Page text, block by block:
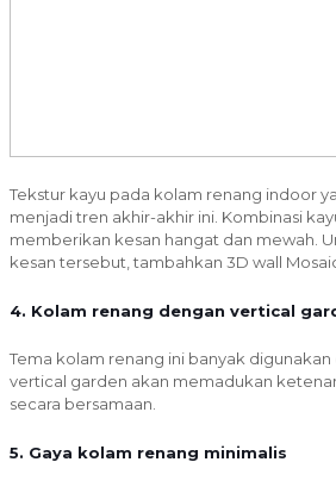
Tekstur kayu pada kolam renang indoor
menjadi tren akhir-akhir ini. Kombinasi
memberikan kesan hangat dan mewah.
kesan tersebut, tambahkan 3D wall
4. Kolam renang dengan vertical
Tema kolam renang ini banyak
vertical garden akan memadukan
secara bersamaan.
5. Gaya kolam renang minimalis